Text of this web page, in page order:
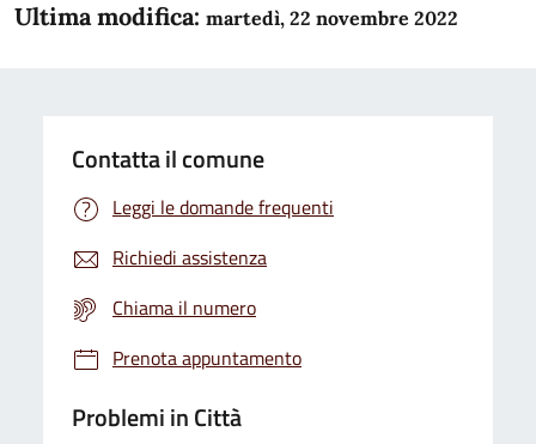
Ultima modifica: martedì, 22 novembre 2022
Contatta il comune
Leggi le domande frequenti
Richiedi assistenza
Chiama il numero
Prenota appuntamento
Problemi in Città